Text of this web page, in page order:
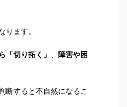
ます。
「切り拓く」 、 障害や困
断すると不自然になるこ